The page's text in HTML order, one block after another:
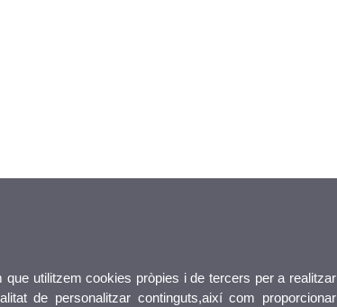
utilitzem cookies pròpies i de tercers per a realitzar
de personalitzar continguts,així com proporcionar